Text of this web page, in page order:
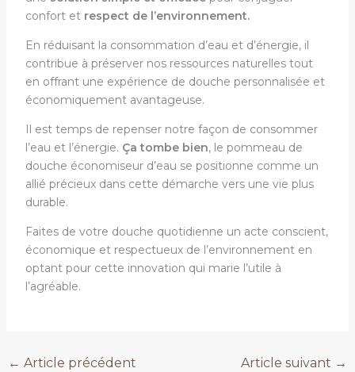
confort et respect de l’environnement.
En réduisant la consommation d’eau et d’énergie, il
contribue à préserver nos ressources naturelles tout
en offrant une expérience de douche personnalisée et
économiquement avantageuse.
Il est temps de repenser notre façon de consommer
l’eau et l’énergie. Ça tombe bien, le pommeau de
douche économiseur d’eau se positionne comme un
allié précieux dans cette démarche vers une vie plus
durable.
Faites de votre douche quotidienne un acte conscient,
économique et respectueux de l’environnement en
optant pour cette innovation qui marie l’utile à
l’agréable.
← Article précédent Article suivant →